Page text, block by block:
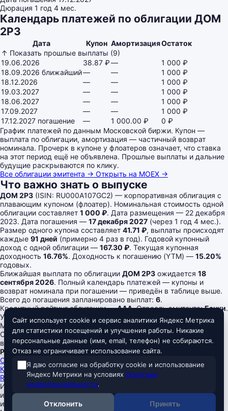
Дюрация 1 год 4 мес.
Календарь платежей по облигации ДОМ
2P3
Дата Купон АмортизацияОстаток
↑ Показать прошлые выплаты (9)
19.06.2026
38.87 ₽—
1 000 ₽
18.09.2026 ближайший— —
1 000 ₽
18.12.2026
— —
1 000 ₽
19.03.2027
— —
1 000 ₽
18.06.2027
— —
1 000 ₽
17.09.2027
— —
1 000 ₽
17.12.2027 погашение — 1 000.00 ₽
0 ₽
График платежей по данным Московской биржи. Купон —
выплата по облигации, амортизация — частичный возврат
номинала. Прочерк в купоне у флоатеров означает, что ставка
на этот период ещё не объявлена. Прошлые выплаты и дальние
будущие раскрываются по клику.
Все облигации эмитента → Открыть на MOEX →
Что важно знать о выпуске
ДОМ 2P3 (ISIN: RU000A107GC2) — корпоративная облигация с
плавающим купоном (флоатер). Номинальная стоимость одной
облигации составляет 1 000 ₽. Дата размещения — 22 декабря
2023. Дата погашения — 17 декабря 2027 (через 1 год 4 мес.).
Размер одного купона составляет 41.71 ₽, выплаты происходят
каждые 91 дней (примерно 4 раз в год). Годовой купонный
доход с одной облигации — 167.30 ₽. Текущая купонная
доходность 16.76%. Доходность к погашению (YTM) — 15.20%
годовых.
Ближайшая выплата по облигации ДОМ 2P3 ожидается 18
сентября 2026. Полный календарь платежей — купоны и
возврат номинала при погашении — приведён в таблице выше.
Всего до погашения запланировано выплат: 6.
Кредитный рейтинг облигации —AAA. Отрасль эмитента:Банки.
Уровень листинга на Московской бирже — 1.
Megabonds
Скринер российских облигаций — ОФЗ и корпоративные
выпуски, актуальные доходности, цены, рейтинги и оферты.
Разделы
Скринер облигаций
Ключевая ставка ЦБ
RUONIA
Информация на сайте не является индивидуальной
инвестиционной рекомендацией. Все данные предоставляются
исключительно в ознакомительных целях. Источники данных:
Сайт использует cookie и сервис аналитики Яндекс Метрика
для статистики посещений и улучшения работы. Никакие
персональные данные (имя, email, телефон) не собираются.
Отказ не ограничивает использование сайта.
Я даю согласие на обработку cookie и использование
Яндекс Метрики на условиях Политики
конфиденциальности.
Отклонить Принять